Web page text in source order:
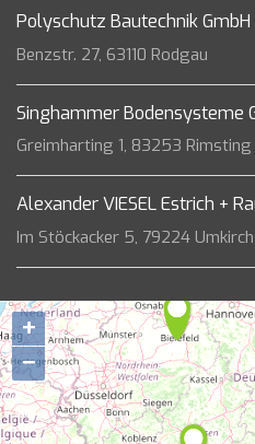
Polyschutz Bautechnik GmbH
Benzstr. 27, 63110 Rodgau
Singhammer Bodensysteme
Greimharting 1, 83253 Rimsting
Alexander VIESEL Estrich +
Im Stöckacker 5, 79224 Umkirch
+
−